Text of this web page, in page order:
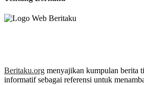
Beritaku.org menyajikan kumpulan berita
informatif sebagai referensi untuk